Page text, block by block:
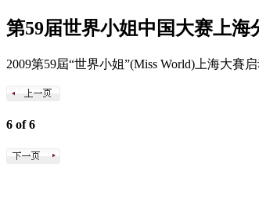
第59届世界小姐中国大赛上海
2009第59屆“世界小姐”(Miss World)上海大賽
6 of 6